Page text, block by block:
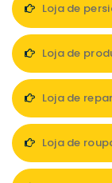
Loja de
Loja de
Loja de
Loja de